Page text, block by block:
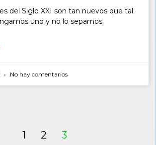
del Siglo XXI son tan nuevos que tal
uno y no lo sepamos.
No hay comentarios
1 2 3